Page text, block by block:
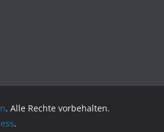
. Alle Rechte vorbehalten.
.